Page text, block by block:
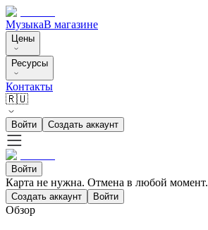
МузыкаВ магазине
Цены
Ресурсы
Контакты
🇷🇺
Войти Создать аккаунт
Войти
Карта не нужна. Отмена в любой момент.
Создать аккаунт Войти
Обзор